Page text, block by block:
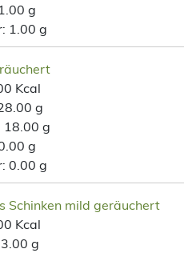
1.00 g
1.00 g
Kcal
g
18.00 g
g
0.00 g
Schinken mild geräuchert
Kcal
3.00 g